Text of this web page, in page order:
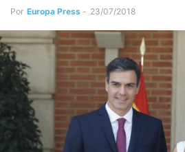
Por Europa Press - 23/07/2018